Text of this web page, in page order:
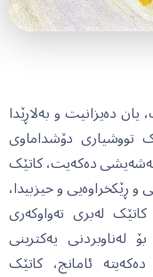
دەیزانیت و بەلاڕێدا
تووشیاری دۆشداماوی
دەکەیت، کاتێک
ڕێکخراوەیی و حیزبیدا،
لەبری تەواوکەری
لەناوبردنی یەکترینی
ئامانج، کاتێک